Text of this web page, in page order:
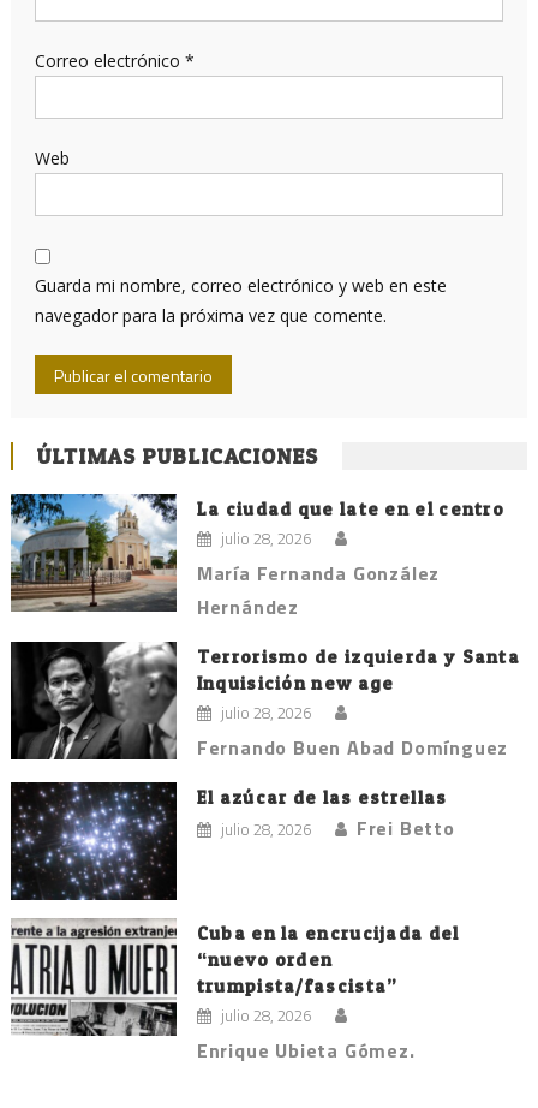
Correo electrónico *
Web
Guarda mi nombre, correo electrónico y web en este
navegador para la próxima vez que comente.
ÚLTIMAS PUBLICACIONES
La ciudad que late en el centro
julio 28, 2026
María Fernanda González
Hernández
Terrorismo de izquierda y Santa
Inquisición new age
julio 28, 2026
Fernando Buen Abad Domínguez
El azúcar de las estrellas
julio 28, 2026 Frei Betto
Cuba en la encrucijada del
“nuevo orden
trumpista/fascista”
julio 28, 2026
Enrique Ubieta Gómez.